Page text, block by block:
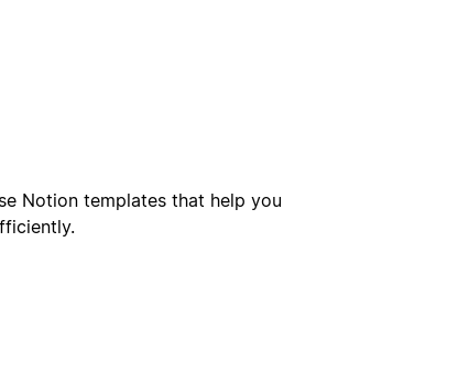
Notion templates that help you